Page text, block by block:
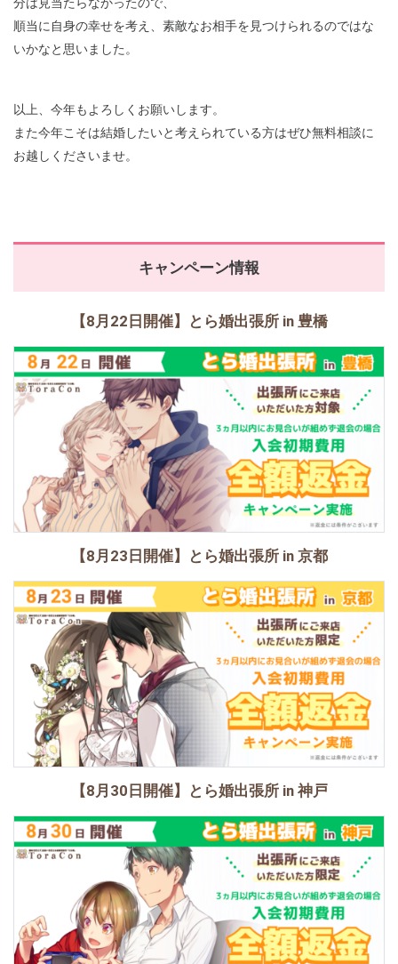
順当に自身の幸せを考え、素敵なお相手を見つけられるのではな
いかなと思いました。
以上、今年もよろしくお願いします。
また今年こそは結婚したいと考えられている方はぜひ無料相談に
お越しくださいませ。
キャンペーン情報
【8月22日開催】とら婚出張所 in 豊橋
【8月23日開催】とら婚出張所 in 京都
【8月30日開催】とら婚出張所 in 神戸